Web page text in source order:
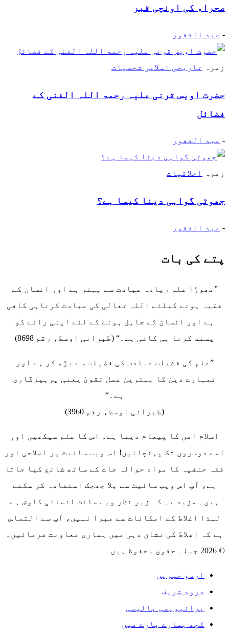
صحراء کی اونچی قبر
- عبد الغفور
زمرہ تاریخی اسلامی شخصیات
حضرت اویس قرنی علیہ رحمۃ اللہ الغنی کے
فضائل
- عبد الغفور
زمرہ اخلاقیات
جھوٹی گواہی دینا کیسا ہے؟
- عبد الغفور
پتے کی بات
”تھوڑا علم زیادہ عبادت سے بہتر ہے اور انسان کے
فقیہ ہونے کیلئے اللہ تعالی کی عبادت کرناہی کافی
ہے اور انسان کے جاہل ہونے کے لئے اپنی رائے کو
پسند کرنا ہی کافی ہے۔“ (طبرانی اوسط، رقم 8698)
”علم کی فضیلت عبادت کی فضیلت سے بڑھ کر ہے اور
تمہارے دین کا بہترین عمل تقویٰ یعنی پرہیزگاری
ہے۔“
(طبرانی اوسط، رقم 3960)
اسلام امن کا پیغام دیتا ہے۔ اس کا علم سیکھیں اور
اسے دوسروں تک پہنچائیں! اس ویب سائیٹ پر اصلاحی اور
فقہ حنفیہ کا مواد حوالہ جات کے ساتھ شائع کیا جاتا
ہے، آپ اس ویب سائیٹ سے بلا جھجک استفادہ کر سکتے
ہیں۔ مزید یہ کہ زیر نظر ویب سائٹ انسانی کاوش ہے
لہذا اغلاط کے امکانات سے مبرا نہیں، آپ سے التماس
ہے کہ اغلاط کی نشان دہی میں ہماری معاونت فرمائیں۔
© 2026 جملہ حقوق محفوظ ہیں
اردو خبریں
درود شریف
پرائیویسی پالیسی
کچھ ہمارے بارے میں